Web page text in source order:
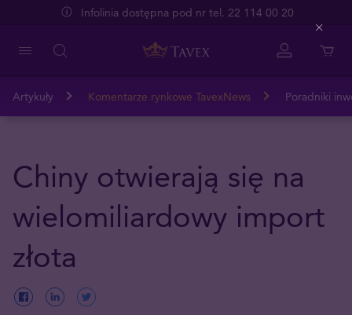
Infolinia dostępna pod nr tel. 22 114 00 20
Artykuły Komentarze rynkowe TavexNews Poradniki
Chiny otwierają się na
wielomiliardowy import
złota
Close